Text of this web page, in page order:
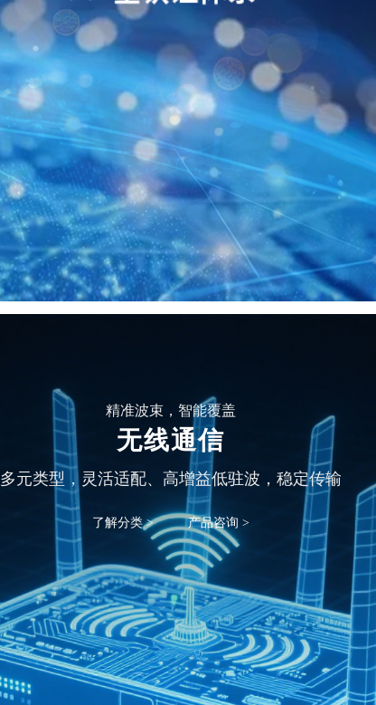
精准波束，智能覆盖
无线通信
多元类型，灵活适配、高增益低驻波，稳定传输
了解分类 > 产品咨询 >